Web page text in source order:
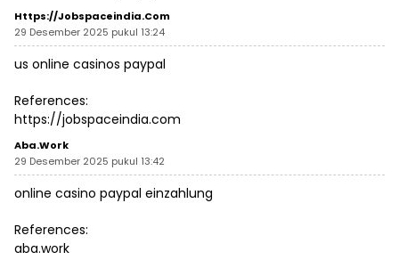
Https://jobspaceindia.com
29 Desember 2025 pukul 13:24
us online casinos paypal
References:
https://jobspaceindia.com
Aba.work
29 Desember 2025 pukul 13:42
online casino paypal einzahlung
References:
aba.work